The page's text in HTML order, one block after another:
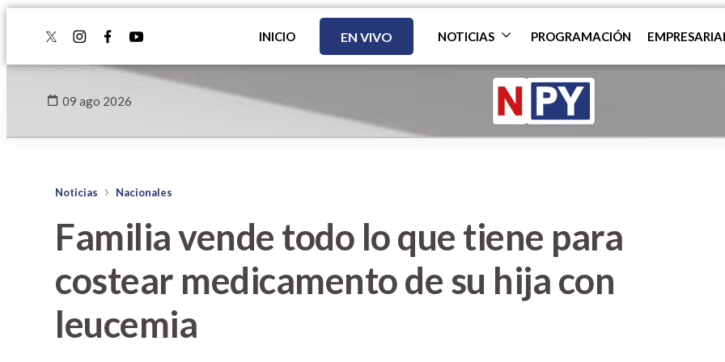
twitterinstagram
facebookyoutube INICIO EN VIVO NOTICIAS PROGRAMACIÓN
09 ago 2026
Noticias Nacionales
Familia vende todo lo que tiene para
costear medicamento de su hija con
leucemia